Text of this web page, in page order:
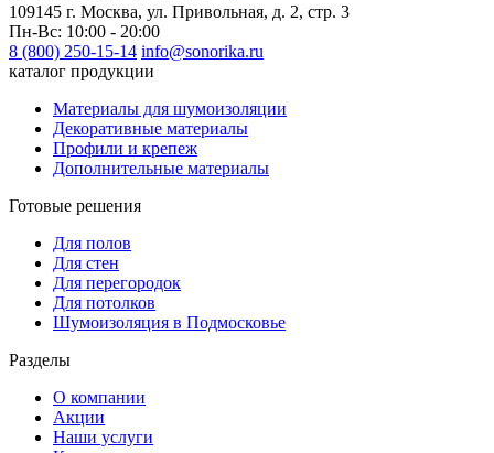
109145 г. Москва, ул. Привольная, д. 2, стр. 3
Пн-Вс: 10:00 - 20:00
8 (800) 250-15-14 info@sonorika.ru
каталог продукции
Материалы для шумоизоляции
Декоративные материалы
Профили и крепеж
Дополнительные материалы
Готовые решения
Для полов
Для стен
Для перегородок
Для потолков
Шумоизоляция в Подмосковье
Разделы
О компании
Акции
Наши услуги